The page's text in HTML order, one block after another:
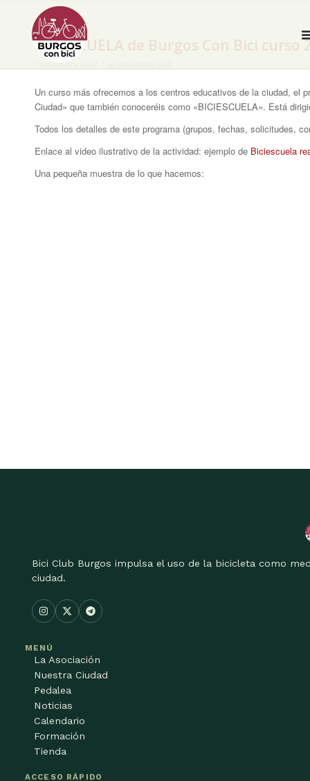
BICIESCUELA de Burgos Con Bici curso
7 septiembre, 2024
Un curso más ofrecemos a los centros educativos de la ciudad, el
Ciudad» que también conoceréis como «BICIESCUELA». Está
Todos los detalles de este programa (grupos, fechas, solicitudes,
Enlace al video ilustrativo de la actividad: ejemplo de Biciescuela
Una pequeña muestra de lo que hacemos:
Bici Club Burgos impulsa el uso de la bicicleta como
ciudad.
MENÚ
La Asociación
Nuestra Ciudad
Pedalea
Noticias
Calendario
Formación
Tienda
ACCESO RÁPIDO